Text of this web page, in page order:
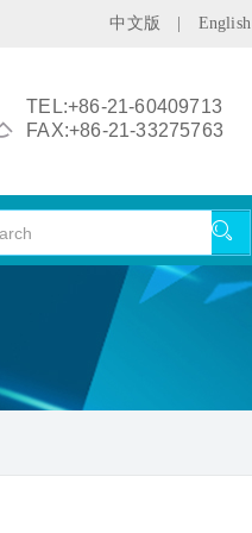
中文版 English
TEL:+86-21-60409713
FAX:+86-21-33275763